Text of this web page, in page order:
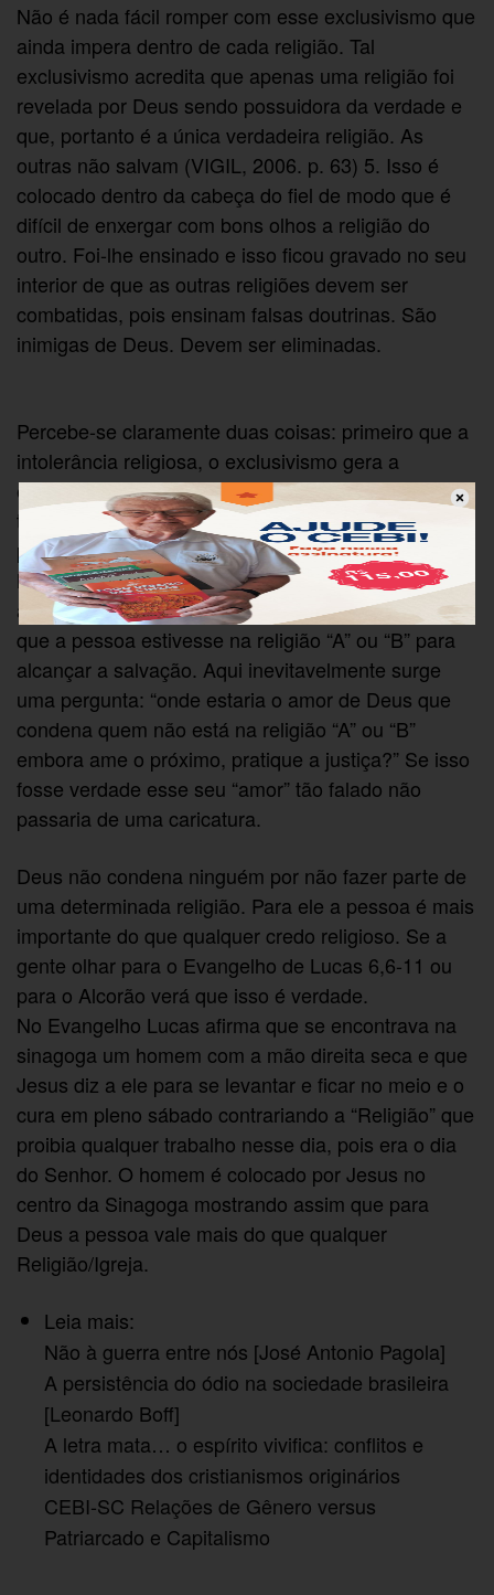
Não é nada fácil romper com esse exclusivismo que
ainda impera dentro de cada religião. Tal
exclusivismo acredita que apenas uma religião foi
revelada por Deus sendo possuidora da verdade e
que, portanto é a única verdadeira religião. As
outras não salvam (VIGIL, 2006. p. 63) 5. Isso é
colocado dentro da cabeça do fiel de modo que é
difícil de enxergar com bons olhos a religião do
outro. Foi-lhe ensinado e isso ficou gravado no seu
interior de que as outras religiões devem ser
combatidas, pois ensinam falsas doutrinas. São
inimigas de Deus. Devem ser eliminadas.
Percebe-se claramente duas coisas: primeiro que a
intolerância religiosa, o exclusivismo gera a
exclusão dos que não professam a mesma fé e
toda exclusão produz morte indo assim contra o
projeto de Deus que é vida e liberdade para os
homens e mulheres. Segundo que coloca no centro
a religião (Igreja) e não Deus, quer dizer, bastaria
que a pessoa estivesse na religião “A” ou “B” para
alcançar a salvação. Aqui inevitavelmente surge
uma pergunta: “onde estaria o amor de Deus que
condena quem não está na religião “A” ou “B”
embora ame o próximo, pratique a justiça?” Se isso
fosse verdade esse seu “amor” tão falado não
passaria de uma caricatura.
Deus não condena ninguém por não fazer parte de
uma determinada religião. Para ele a pessoa é mais
importante do que qualquer credo religioso. Se a
gente olhar para o Evangelho de Lucas 6,6-11 ou
para o Alcorão verá que isso é verdade.
No Evangelho Lucas afirma que se encontrava na
sinagoga um homem com a mão direita seca e que
Jesus diz a ele para se levantar e ficar no meio e o
cura em pleno sábado contrariando a “Religião” que
proibia qualquer trabalho nesse dia, pois era o dia
do Senhor. O homem é colocado por Jesus no
centro da Sinagoga mostrando assim que para
Deus a pessoa vale mais do que qualquer
Religião/Igreja.
Leia mais:
Não à guerra entre nós [José Antonio Pagola]
A persistência do ódio na sociedade brasileira
[Leonardo Boff]
A letra mata… o espírito vivifica: conflitos e
identidades dos cristianismos originários
CEBI-SC Relações de Gênero versus
Patriarcado e Capitalismo